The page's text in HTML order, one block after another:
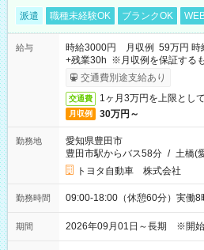
派遣 職種未経験OK ブランクOK
給与
時給3000円 月収例 59万円 時
+残業30h ※月収例を保証するも
交通費別途支給あり
交通費 1ヶ月3万円を上限とし
月収例 30万円～
勤務地
愛知県豊田市
豊田市駅からバス58分 / 土橋(
トヨタ自動車 株式会社
勤務時間 09:00-18:00（休憩60分）実働8
期間 2026年09月01日～長期 ※開